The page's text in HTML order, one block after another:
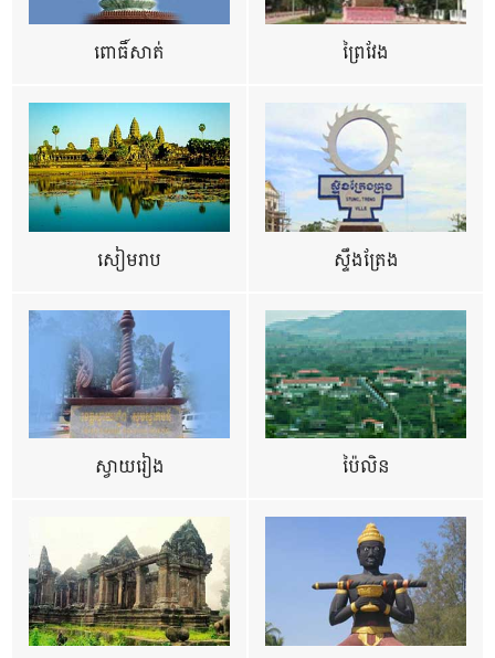
ពោធិ៍សាត់ ព្រៃវែង
សៀមរាប ស្ទឹងត្រែង
ស្វាយរៀង ប៉ៃលិន